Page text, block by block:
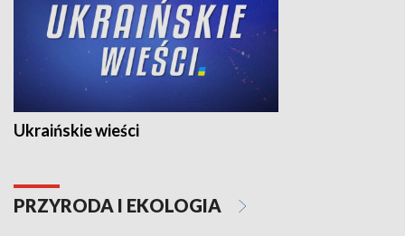
Ukraińskie wieści
PRZYRODA I EKOLOGIA